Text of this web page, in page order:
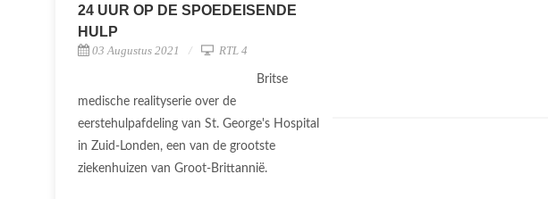
24 UUR OP DE SPOEDEISENDE
HULP
03 Augustus 2021 RTL 4
Britse
medische realityserie over de
eerstehulpafdeling van St. George's Hospital
in Zuid-Londen, een van de grootste
ziekenhuizen van Groot-Brittannië.